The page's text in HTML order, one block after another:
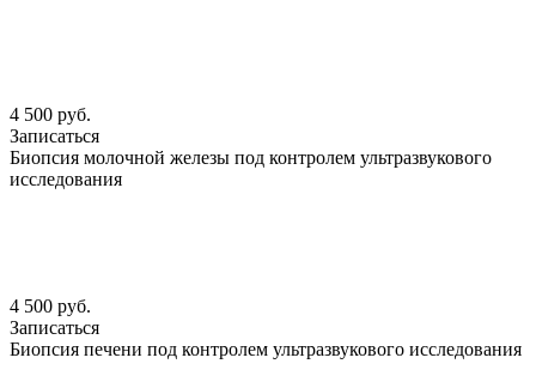
4 500 руб.
Записаться
Биопсия молочной железы под контролем ультразвукового
исследования
4 500 руб.
Записаться
Биопсия печени под контролем ультразвукового исследования